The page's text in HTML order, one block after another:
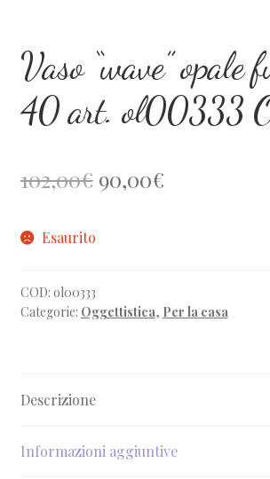
Vaso “wave” opale
40 art. ol00333
102,00€ Il
102,00€.
90,00€Il
90,00€.
Esaurito
COD: ol00333
Categorie: Oggettistica, Per la casa
Descrizione
Informazioni aggiuntive